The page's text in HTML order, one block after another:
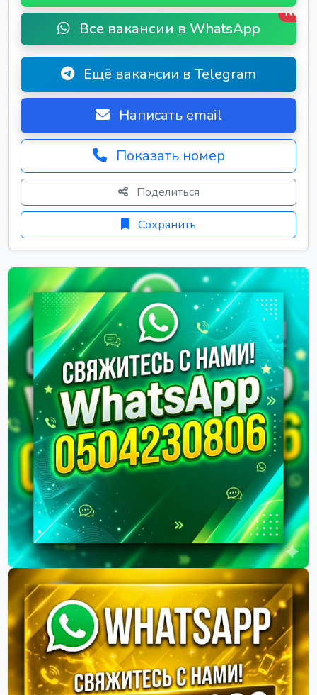
Все вакансии в WhatsApp
New
Ещё вакансии в Telegram
Написать email
Показать номер
Поделиться
Сохранить